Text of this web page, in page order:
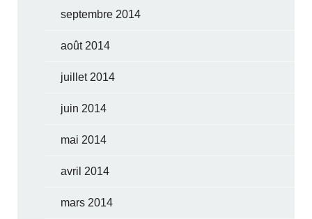
septembre 2014
août 2014
juillet 2014
juin 2014
mai 2014
avril 2014
mars 2014